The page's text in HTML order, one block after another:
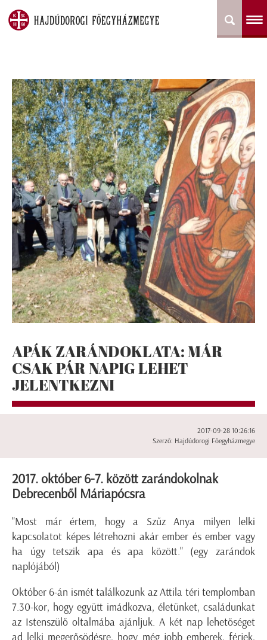
APÁK ZARÁNDOKLATA: MÁR
CSAK PÁR NAPIG LEHET
JELENTKEZNI
2017-09-28 10:26:16
Szerző: Hajdúdorogi Főegyházmegye
2017. október 6-7. között zarándokolnak
Debrecenből Máriapócsra
"Most már értem, hogy a Szűz Anya milyen lelki
kapcsolatot képes létrehozni akár ember és ember vagy
ha úgy tetszik apa és apa között." (egy zarándok
naplójából)
Október 6-án ismét találkozunk az Attila téri templomban
7.30-kor, hogy együtt imádkozva, életünket, családunkat
az Istenszülő oltalmába ajánljuk. A két nap lehetőséget
ad lelki megerősödésre, hogy még jobb emberek, férjek,